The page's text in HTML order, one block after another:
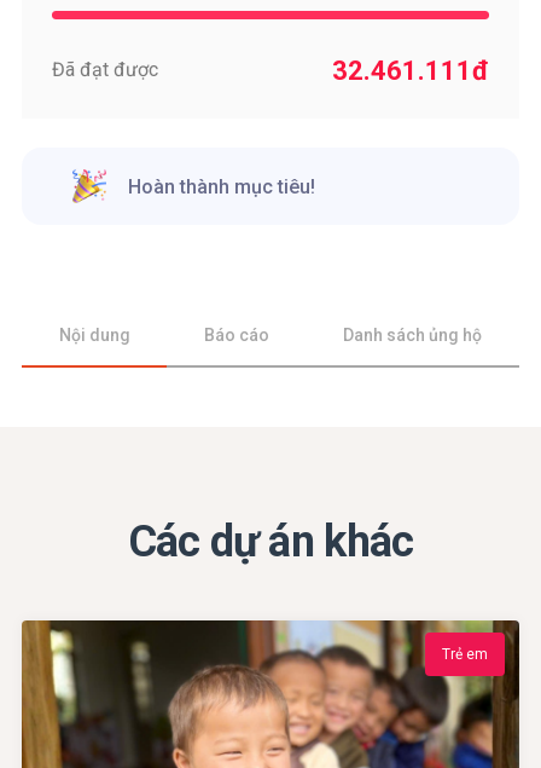
Đã đạt được 32.461.111đ
Hoàn thành mục tiêu!
Nội dung Báo cáo Danh sách ủng hộ
Các dự án khác
Trẻ em